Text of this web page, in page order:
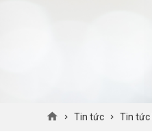
Tin tức Tin tức